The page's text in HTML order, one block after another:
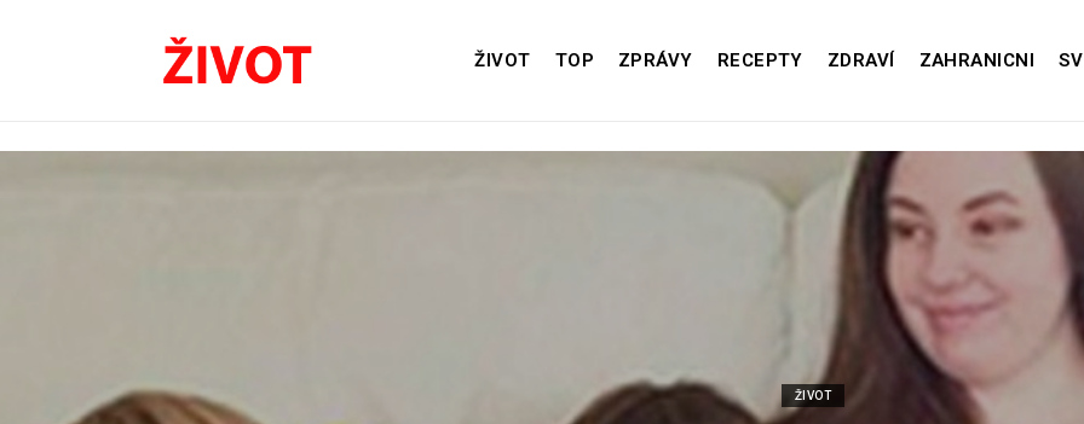
ŽIVOT TOP ZPRÁVY RECEPTY ZDRAVÍ ZAHRANICNI
ŽIVOT